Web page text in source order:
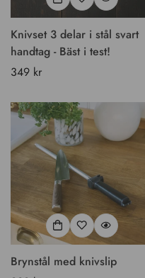
Knivset 3 delar i stål svart
handtag - Bäst i test!
Vanligt
349 kr
Brynstål med knivslip